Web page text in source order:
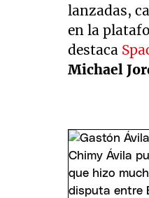
lanzadas,
en la
destaca
Michael